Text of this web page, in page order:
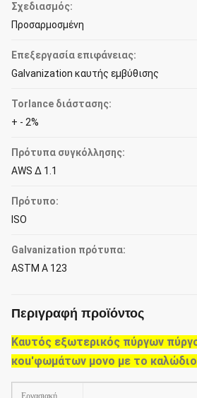
Σχεδιασμός:
Προσαρμοσμένη
Επεξεργασία επιφάνειας:
Galvanization καυτής εμβύθισης
Torlance διάστασης:
+ - 2%
Πρότυπα συγκόλλησης:
AWS Δ 1.1
Πρότυπο:
ISO
Galvanization πρότυπα:
ASTM Α 123
Περιγραφή προϊόντος
Καυτός εξωτερικός πύργων
κοu'φωμάτων μονο με το
Εργασιακή